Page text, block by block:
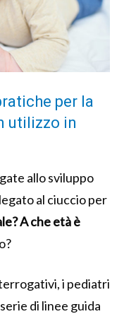
per la
utilizzo in
allo sviluppo
al ciuccio per
A che età è
i pediatri
di linee guida